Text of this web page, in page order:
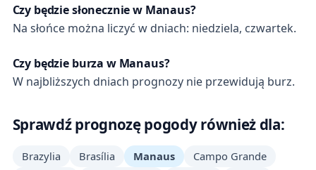
Czy będzie słonecznie w Manaus?
Na słońce można liczyć w dniach: niedziela, czwartek.
Czy będzie burza w Manaus?
W najbliższych dniach prognozy nie przewidują burz.
Sprawdź prognozę pogody również dla:
Brazylia Brasília Manaus
Campo Grande